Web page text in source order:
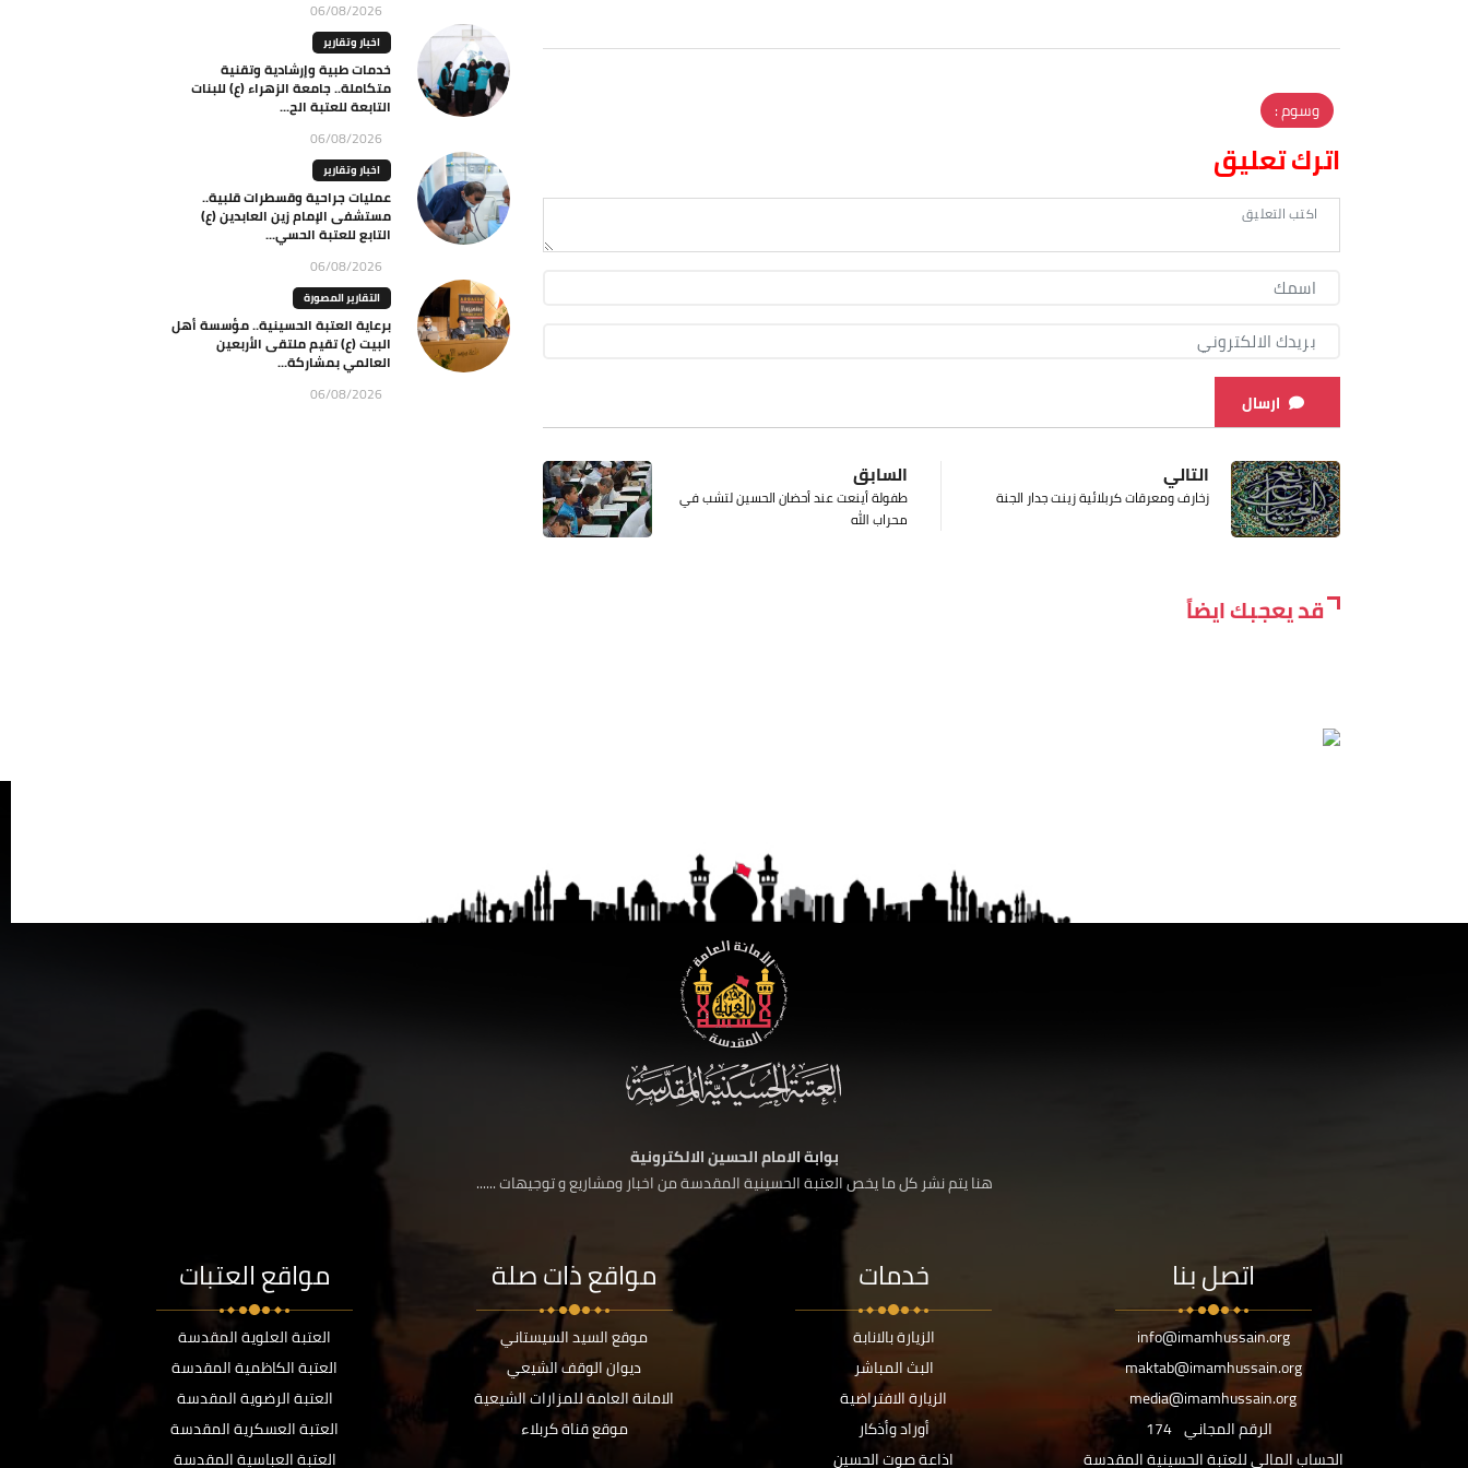
وسوم :
اترك تعليق
ارسال
السابق
طفولة أينعت عند أحضان الحسين لتشب في
محراب الله
التالي
زخارف ومعرقات كربلائية زينت جدار الجنة
قد يعجبك ايضاً
06/08/2026
اخبار وتقارير
خدمات طبية وإرشادية وتقنية
متكاملة.. جامعة الزهراء (ع) للبنات
التابعة للعتبة الح...
06/08/2026
اخبار وتقارير
عمليات جراحية وقسطرات قلبية..
مستشفى الإمام زين العابدين (ع)
التابع للعتبة الحسي...
06/08/2026
التقارير المصورة
برعاية العتبة الحسينية.. مؤسسة أهل
البيت (ع) تقيم ملتقى الأربعين
العالمي بمشاركة...
06/08/2026
بوابة الامام الحسين الالكترونية
هنا يتم نشر كل ما يخص العتبة الحسينية المقدسة من اخبار ومشاريع و توجيهات ......
اتصل بنا
info@imamhussain.org
maktab@imamhussain.org
media@imamhussain.org
الرقم المجاني 174
الحساب المالي للعتبة الحسينية المقدسة
خدمات
الزيارة بالانابة
البث المباشر
الزيارة الافتراضية
أوراد وأذكار
اذاعة صوت الحسين
مواقع ذات صلة
موقع السيد السيستاني
ديوان الوقف الشيعي
الامانة العامة للمزارات الشيعية
موقع قناة كربلاء
مواقع العتبات
العتبة العلوية المقدسة
العتبة الكاظمية المقدسة
العتبة الرضوية المقدسة
العتبة العسكرية المقدسة
العتبة العباسية المقدسة